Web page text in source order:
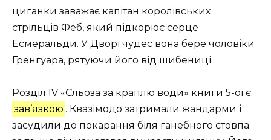
циганки заважає капітан королівських
стрільців Феб, який підкорює серце
Есмеральди. У Дворі чудес вона бере чоловіки
Гренгуара, рятуючи його від шибениці.
Розділ IV «Сльоза за краплю води» книги 5-ої є
зав’язкою . Квазімодо затримали жандарми і
засудили до покарання біля ганебного стовпа